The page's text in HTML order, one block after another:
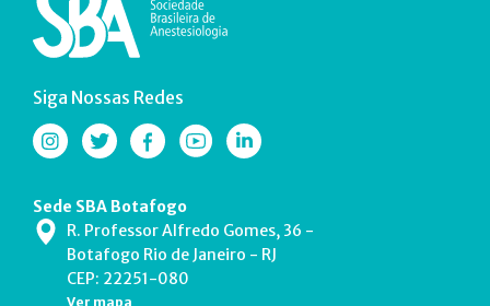
Siga Nossas Redes
Sede SBA Botafogo
R. Professor Alfredo Gomes, 36 -
Botafogo Rio de Janeiro - RJ
CEP: 22251-080
Ver mapa